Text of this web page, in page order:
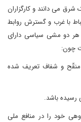
شرق می دانند و کارگزاران
با غرب و گسترش روابط
دو مشی سیاسی دارای
چون:
و شفاف تعریف شده
رسیده باشد.
خود را در منافع ملی